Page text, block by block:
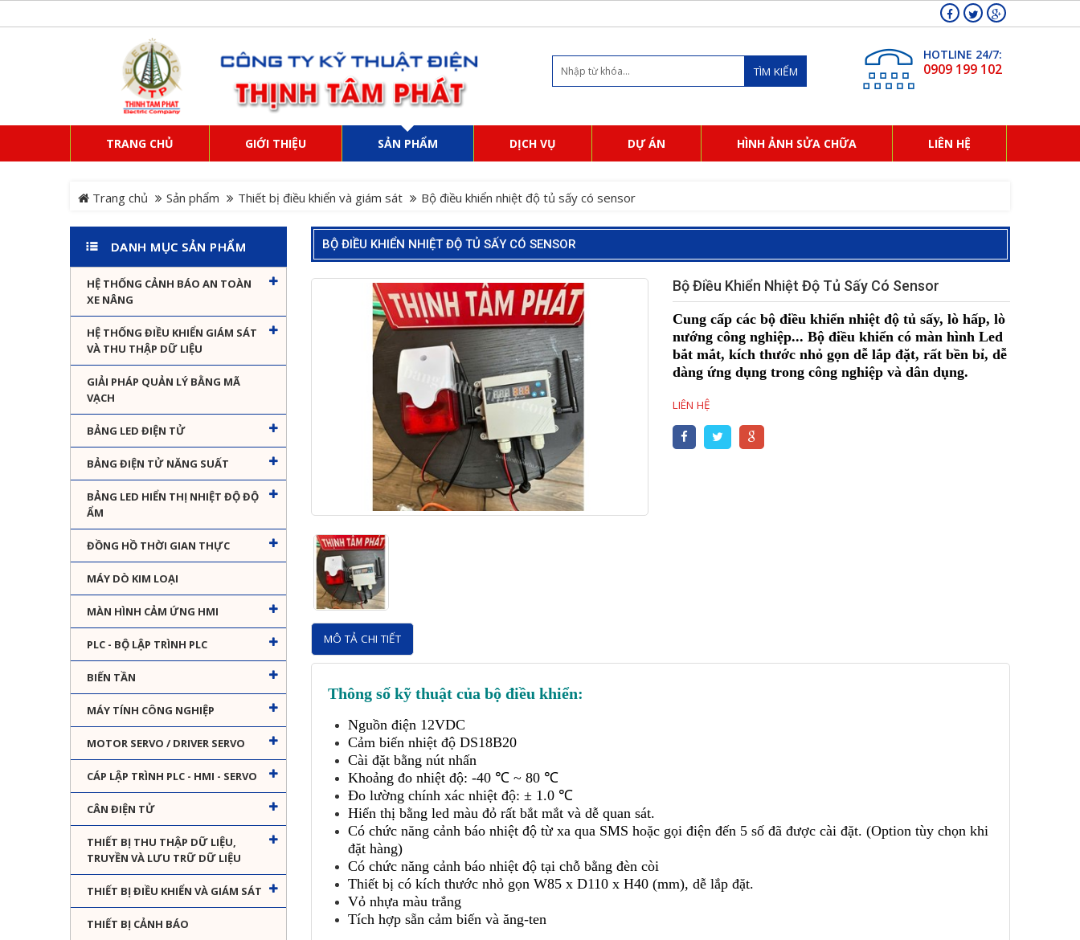
TÌM KIẾM
HOTLINE 24/7:
0909 199 102
TRANG CHỦ GIỚI THIỆU SẢN PHẨM DỊCH VỤ DỰ ÁN HÌNH ẢNH SỬA CHỮA LIÊN HỆ
Trang chủ Sản phẩm Thiết bị điều khiển và giám sát Bộ điều khiển nhiệt độ tủ sấy có sensor
DANH MỤC SẢN PHẨM
HỆ THỐNG CẢNH BÁO AN TOÀN
XE NÂNG
HỆ THỐNG ĐIỀU KHIỂN GIÁM SÁT
VÀ THU THẬP DỮ LIỆU
GIẢI PHÁP QUẢN LÝ BẰNG MÃ
VẠCH
BẢNG LED ĐIỆN TỬ
BẢNG ĐIỆN TỬ NĂNG SUẤT
BẢNG LED HIỂN THỊ NHIỆT ĐỘ ĐỘ
ẨM
ĐỒNG HỒ THỜI GIAN THỰC
MÁY DÒ KIM LOẠI
MÀN HÌNH CẢM ỨNG HMI
PLC - BỘ LẬP TRÌNH PLC
BIẾN TẦN
MÁY TÍNH CÔNG NGHIỆP
MOTOR SERVO / DRIVER SERVO
CÁP LẬP TRÌNH PLC - HMI - SERVO
CÂN ĐIỆN TỬ
THIẾT BỊ THU THẬP DỮ LIỆU,
TRUYỀN VÀ LƯU TRỮ DỮ LIỆU
THIẾT BỊ ĐIỀU KHIỂN VÀ GIÁM SÁT
THIẾT BỊ CẢNH BÁO
BỘ ĐIỀU KHIỂN NHIỆT ĐỘ TỦ SẤY CÓ SENSOR
Bộ Điều Khiển Nhiệt Độ Tủ Sấy Có Sensor
Cung cấp các bộ điều khiển nhiệt độ tủ sấy, lò hấp, lò
nướng công nghiệp... Bộ điều khiển có màn hình Led
bắt mắt, kích thước nhỏ gọn dễ lắp đặt, rất bền bỉ, dễ
dàng ứng dụng trong công nghiệp và dân dụng.
LIÊN HỆ
MÔ TẢ CHI TIẾT
Thông số kỹ thuật của bộ điều khiển:
Nguồn điện 12VDC
Cảm biến nhiệt độ DS18B20
Cài đặt bằng nút nhấn
Khoảng đo nhiệt độ: -40 ℃ ~ 80 ℃
Đo lường chính xác nhiệt độ: ± 1.0 ℃
Hiển thị bằng led màu đỏ rất bắt mắt và dễ quan sát.
Có chức năng cảnh báo nhiệt độ từ xa qua SMS hoặc gọi điện đến 5 số đã được cài đặt. (Option tùy chọn khi
đặt hàng)
Có chức năng cảnh báo nhiệt độ tại chỗ bằng đèn còi
Thiết bị có kích thước nhỏ gọn W85 x D110 x H40 (mm), dễ lắp đặt.
Vỏ nhựa màu trắng
Tích hợp sẵn cảm biến và ăng-ten